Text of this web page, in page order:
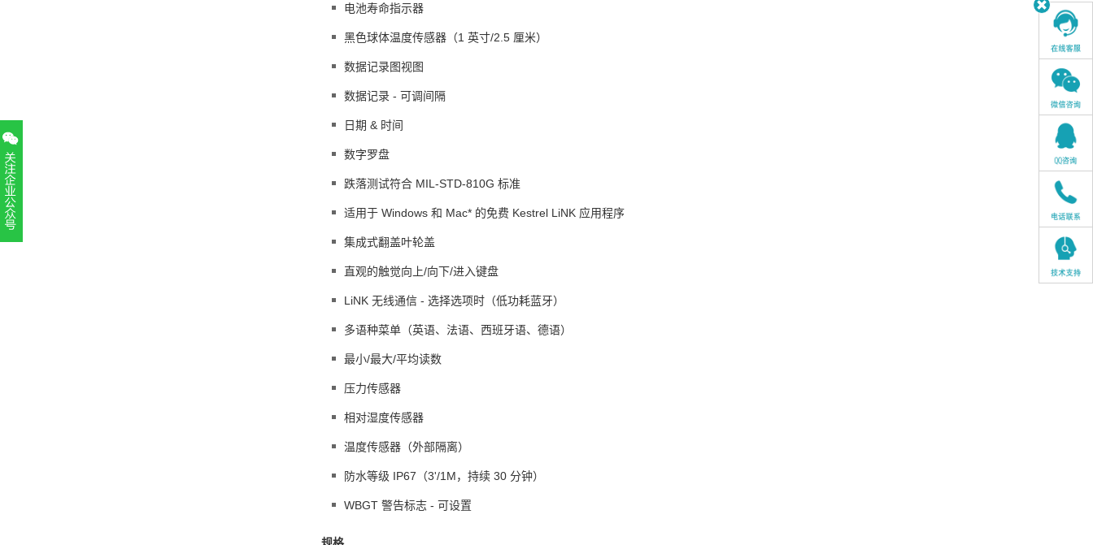
电池寿命指示器
黑色球体温度传感器（1 英寸/2.5 厘米）
数据记录图视图
数据记录 - 可调间隔
日期 & 时间
数字罗盘
跌落测试符合 MIL-STD-810G 标准
适用于 Windows 和 Mac* 的免费 Kestrel LiNK 应用程序
集成式翻盖叶轮盖
直观的触觉向上/向下/进入键盘
LiNK 无线通信 - 选择选项时（低功耗蓝牙）
多语种菜单（英语、法语、西班牙语、德语）
最小/最大/平均读数
压力传感器
相对湿度传感器
温度传感器（外部隔离）
防水等级 IP67（3'/1M，持续 30 分钟）
WBGT 警告标志 - 可设置
扫一扫，关注官方账号